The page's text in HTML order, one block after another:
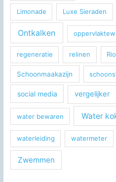
Limonade Luxe Sieraden
Ontkalken
regeneratie relinen
Schoonmaakazijn
social media vergelijker
water bewaren Water
waterleiding watermeter
Zwemmen